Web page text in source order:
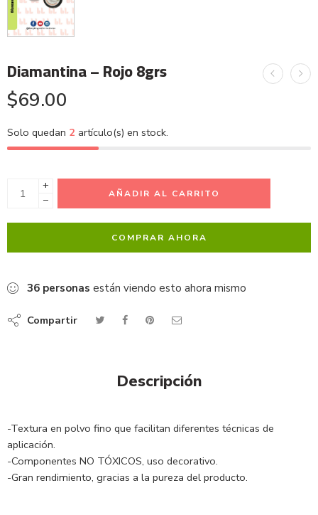
Diamantina – Rojo 8grs
$69.00
Solo quedan 2 artículo(s) en stock.
+
−
AÑADIR AL CARRITO
COMPRAR AHORA
36 personas están viendo esto ahora mismo
Compartir
Descripción
-Textura en polvo fino que facilitan diferentes técnicas de
aplicación.
-Componentes NO TÓXICOS, uso decorativo.
-Gran rendimiento, gracias a la pureza del producto.